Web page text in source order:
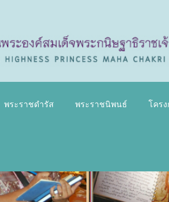
พระราชดำรัส พระราชนิพนธ์ โคร